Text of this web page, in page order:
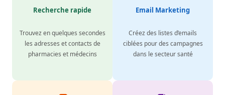
Recherche rapide
Trouvez en quelques secondes
les adresses et contacts de
pharmacies et médecins
Email Marketing
Créez des listes d’emails
ciblées pour des campagnes
dans le secteur santé